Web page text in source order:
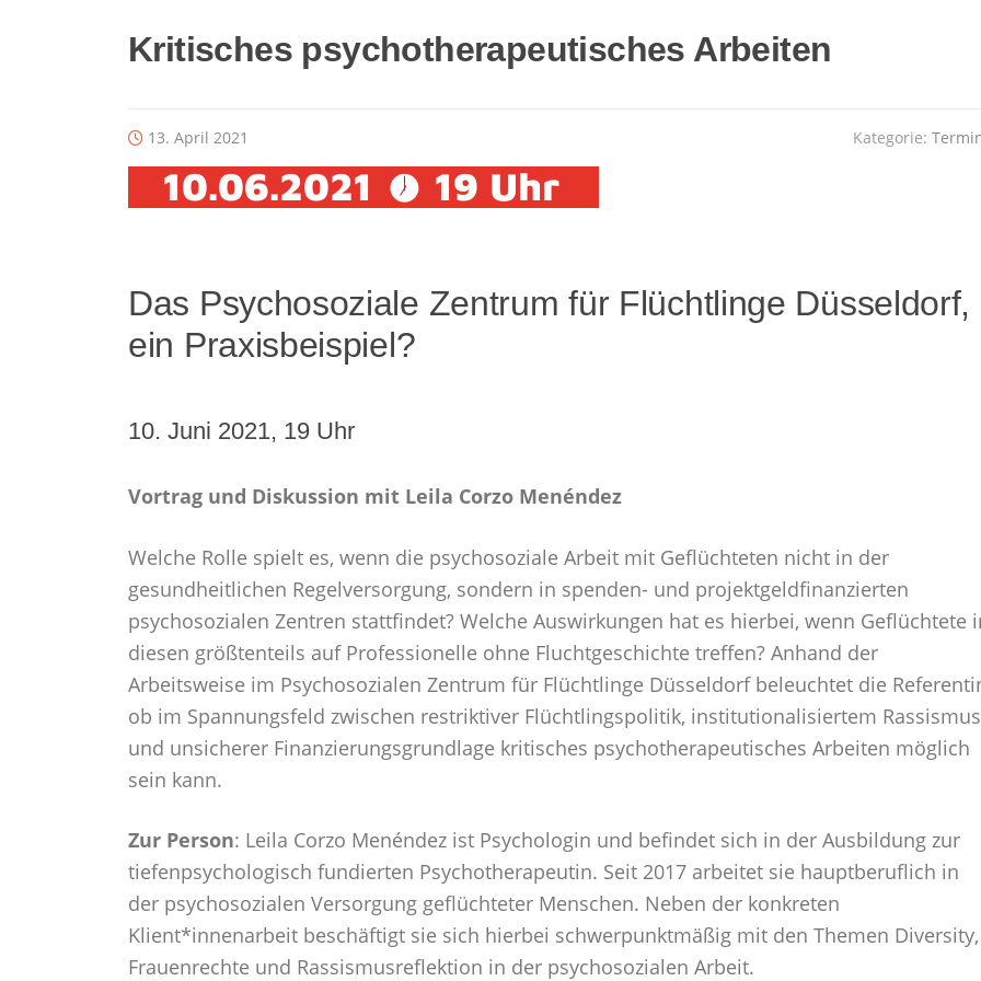
Kritisches psycho­therapeutisches Arbeiten
13. April 2021 Kategorie:
Das Psychosoziale Zentrum für Flüchtlinge Düsseldorf,
ein Praxisbeispiel?
10. Juni 2021, 19 Uhr
Vortrag und Diskussion mit Leila Corzo Menéndez
Welche Rolle spielt es, wenn die psychosoziale Arbeit mit Geflüchteten nicht in der
gesundheitlichen Regelversorgung, sondern in spenden- und projektgeldfinanzierten
psychosozialen Zentren stattfindet? Welche Auswirkungen hat es hierbei, wenn Geflüchtete
diesen größtenteils auf Professionelle ohne Fluchtgeschichte treffen? Anhand der
Arbeitsweise im Psychosozialen Zentrum für Flüchtlinge Düsseldorf beleuchtet die
ob im Spannungsfeld zwischen restriktiver Flüchtlingspolitik, institutionalisiertem Rassismus
und unsicherer Finanzierungsgrundlage kritisches psychotherapeutisches Arbeiten möglich
sein kann.
Zur Person: Leila Corzo Menéndez ist Psychologin und befindet sich in der Ausbildung zur
tiefenpsychologisch fundierten Psychotherapeutin. Seit 2017 arbeitet sie hauptberuflich in
der psychosozialen Versorgung geflüchteter Menschen. Neben der konkreten
Klient*innenarbeit beschäftigt sie sich hierbei schwerpunktmäßig mit den Themen Diversity,
Frauenrechte und Rassismusreflektion in der psychosozialen Arbeit.